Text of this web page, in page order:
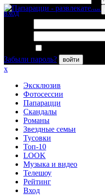
вход
Забыли пароль?
войти
x
Эксклюзив
Фотосессии
Папарацци
Скандалы
Романы
Звездные семьи
Тусовки
Топ-10
LOOK
Музыка и видео
Телешоу
Рейтинг
Вход